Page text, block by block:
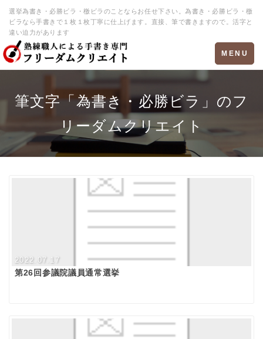
選挙為書き・必勝ビラ・檄ビラのことならお任せ下さい。為書き・必勝ビラ・檄
ビラなら手書きで１枚１枚丁寧に仕上げます。直接、筆で書きますので。活字と
違い迫力があります
Toggle
navigation
MENU
筆文字「為書き・必勝ビラ」のフ
リーダムクリエイト
2022.07.17
第26回参議院議員通常選挙